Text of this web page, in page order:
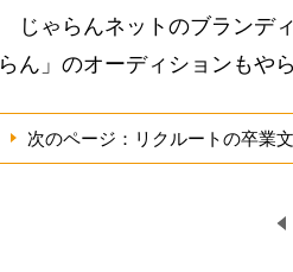
じゃらんネットのブランデ
らん」のオーディションもや
次のページ：リクルートの卒業